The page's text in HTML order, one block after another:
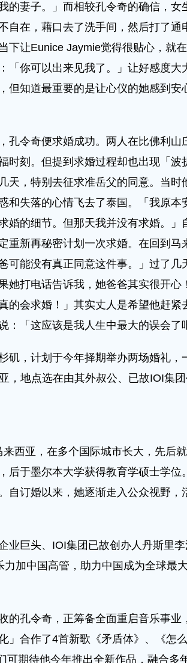
的妻子。」而相较孔令奇的确信，女
自在，藉口去了洗手间，然后打了通
下让Eunice Jaymie觉得很贴心，就
「你可以出来见我了。」让好感度大
但知道最重要的是让心仪的她感到安
令奇便求婚成功。两人在比佛利山
时刻。但提到求婚过程却也出现「波
天，特别去征求准岳父的同意。当时
和失落的心情飞去了泰国。「我原本
婚的细节。但那天我并没有求婚。」
重新再秘密计划一次求婚。在回到马
可能没有真正同意这件事。」过了几
她打电话告诉我，她爸爸其实很开心
的会求婚！」其实丈人是希望他赶紧
：「这应该是我人生中最大的误会了
，计划于今年择期举办两场婚礼，
，地点选在由其外叔公、已故IOI集
亚，在多个国际城市长大，先后
后于墨尔本大学获得教育学硕士学位
自订婚以来，她逐渐走入公众视野，
巨头、IOI集团已故创办人丹斯里李
力加中国高管，助力中国成为全球最
孔令奇，正筹备全面重启音乐事业
」合作了4首新歌《矛盾体》、《怎
可期待他今年推出全新作品，融合多